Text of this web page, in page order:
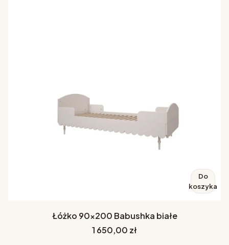
Do
koszyka
Łóżko 90x200 Babushka białe
Cena
1 650,00 zł